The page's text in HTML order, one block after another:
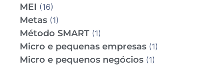
MEI (16)
Metas (1)
Método SMART (1)
Micro e pequenas empresas (1)
Micro e pequenos negócios (1)